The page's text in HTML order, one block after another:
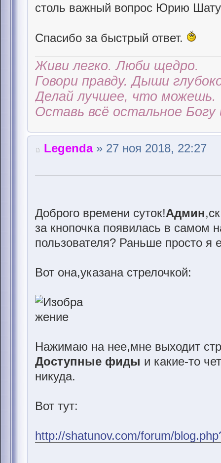
столь важный вопрос Юрию
Спасибо за быстрый ответ.
Живи легко. Люби щедро.
Говори правду. Дыши
Делай лучшее, что можешь.
Оставь всё остальное Богу
Legenda» 27 ноя 2018, 22:27
Доброго времени суток!Админ
за кнопочка появилась в самом
пользователя? Раньше просто я
Вот она,указана стрелочкой:
Нажимаю на нее,мне выходит
Доступные фиды и какие-то
никуда.
Вот тут:
http://shatunov.com/forum/